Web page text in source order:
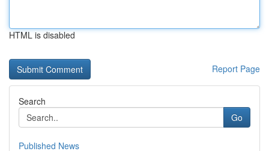
HTML is disabled
Report Page
Search
Go
Published News